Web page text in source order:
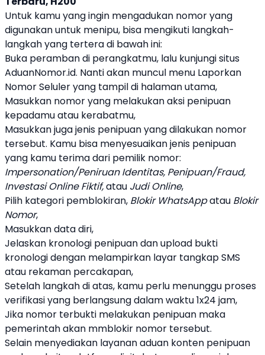
Untuk kamu yang ingin mengadukan nomor yang
digunakan untuk menipu, bisa mengikuti langkah-
langkah yang tertera di bawah ini:
Buka peramban di perangkatmu, lalu kunjungi situs
AduanNomor.id. Nanti akan muncul menu Laporkan
Nomor Seluler yang tampil di halaman utama,
Masukkan nomor yang melakukan aksi penipuan
kepadamu atau kerabatmu,
Masukkan juga jenis penipuanyang dilakukan nomor
tersebut. Kamu bisa menyesuaikan jenis penipuan
yang kamu terima dari pemilik nomor:
Impersonation/Peniruan Identitas, Penipuan/Fraud,
Investasi Online Fiktif,atau Judi Online,
Pilih kategori pemblokiran, Blokir WhatsAppatau Blokir
Nomor,
Masukkan data diri,
Jelaskan kronologi penipuandan upload bukti
kronologi dengan melampirkan layar tangkap SMS
atau rekaman percakapan,
Setelah langkah di atas, kamu perlu menunggu proses
verifikasi yang berlangsung dalam waktu 1x24 jam,
Jika nomor terbukti melakukan penipuan maka
pemerintah akan mmblokir nomor tersebut.
Selain menyediakan layanan aduan konten penipuan